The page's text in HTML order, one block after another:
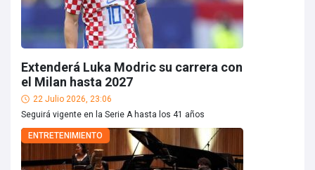
Extenderá Luka Modric su carrera con
el Milan hasta 2027
22 Julio 2026, 23:06
Seguirá vigente en la Serie A hasta los 41 años
ENTRETENIMIENTO